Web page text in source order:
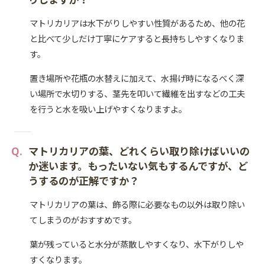
マトリカリアは水下がりしやすい性質があるため、他の花
と比べて少しだけ丁寧にケアすると長持ちしやすくなりま
す。
置き場所や花瓶の水替えに加えて、水揚げ時になるべく深
い場所で水切りする、茎先を叩いて繊維を出すなどの工夫
を行うと水を吸い上げやすくなりますよ。
マトリカリアの葉、どれくらい取り除けばいいの
か迷います。もったいない気もするんですが、ど
うするのが正解ですか？
マトリカリアの葉は、飾る際に必要なもの以外は取り除い
てしまうのがおすすめです。
葉が残っていると水分が蒸散しやすくなり、水下がりしや
すくなります。